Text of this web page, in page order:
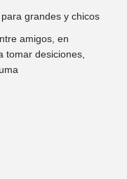
grandes y chicos
amigos, en
tomar desiciones,